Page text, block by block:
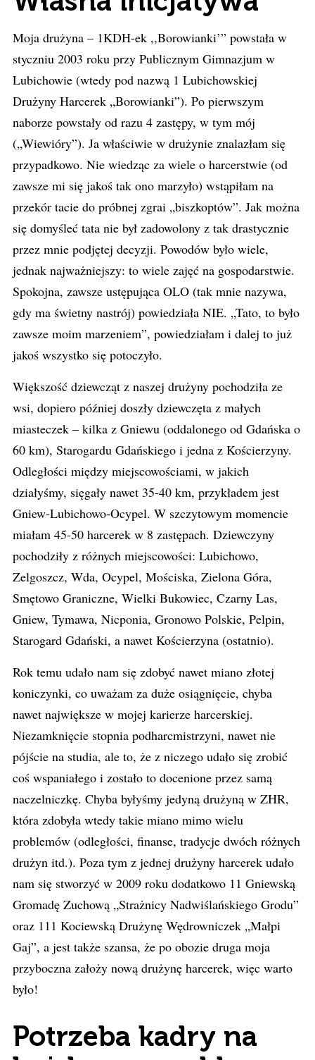
Moja drużyna – 1KDH-ek ,,Borowianki’” powstała w
styczniu 2003 roku przy Publicznym Gimnazjum w
Lubichowie (wtedy pod nazwą 1 Lubichowskiej
Drużyny Harcerek „Borowianki”). Po pierwszym
naborze powstały od razu 4 zastępy, w tym mój
(„Wiewióry”). Ja właściwie w drużynie znalazłam się
przypadkowo. Nie wiedząc za wiele o harcerstwie (od
zawsze mi się jakoś tak ono marzyło) wstąpiłam na
przekór tacie do próbnej zgrai „biszkoptów”. Jak można
się domyśleć tata nie był zadowolony z tak drastycznie
przez mnie podjętej decyzji. Powodów było wiele,
jednak najważniejszy: to wiele zajęć na gospodarstwie.
Spokojna, zawsze ustępująca OLO (tak mnie nazywa,
gdy ma świetny nastrój) powiedziała NIE. „Tato, to było
zawsze moim marzeniem”, powiedziałam i dalej to już
jakoś wszystko się potoczyło.
Większość dziewcząt z naszej drużyny pochodziła ze
wsi, dopiero później doszły dziewczęta z małych
miasteczek – kilka z Gniewu (oddalonego od Gdańska o
60 km), Starogardu Gdańskiego i jedna z Kościerzyny.
Odległości między miejscowościami, w jakich
działyśmy, sięgały nawet 35-40 km, przykładem jest
Gniew-Lubichowo-Ocypel. W szczytowym momencie
miałam 45-50 harcerek w 8 zastępach. Dziewczyny
pochodziły z różnych miejscowości: Lubichowo,
Zelgoszcz, Wda, Ocypel, Mościska, Zielona Góra,
Smętowo Graniczne, Wielki Bukowiec, Czarny Las,
Gniew, Tymawa, Nicponia, Gronowo Polskie, Pelpin,
Starogard Gdański, a nawet Kościerzyna (ostatnio).
Rok temu udało nam się zdobyć nawet miano złotej
koniczynki, co uważam za duże osiągnięcie, chyba
nawet największe w mojej karierze harcerskiej.
Niezamknięcie stopnia podharcmistrzyni, nawet nie
pójście na studia, ale to, że z niczego udało się zrobić
coś wspaniałego i zostało to docenione przez samą
naczelniczkę. Chyba byłyśmy jedyną drużyną w ZHR,
która zdobyła wtedy takie miano mimo wielu
problemów (odległości, finanse, tradycje dwóch różnych
drużyn itd.). Poza tym z jednej drużyny harcerek udało
nam się stworzyć w 2009 roku dodatkowo 11 Gniewską
Gromadę Zuchową „Strażnicy Nadwiślańskiego Grodu”
oraz 111 Kociewską Drużynę Wędrowniczek „Małpi
Gaj”, a jest także szansa, że po obozie druga moja
przyboczna założy nową drużynę harcerek, więc warto
było!
Potrzeba kadry na